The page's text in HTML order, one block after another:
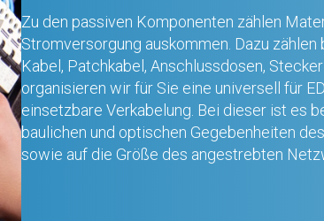
Zu den passiven Komponenten zählen
Stromversorgung auskommen. Dazu
Kabel, Patchkabel, Anschlussdosen,
organisieren wir für Sie eine universell für
einsetzbare Verkabelung. Bei dieser ist es
baulichen und optischen Gegebenheiten
sowie auf die Größe des angestrebten